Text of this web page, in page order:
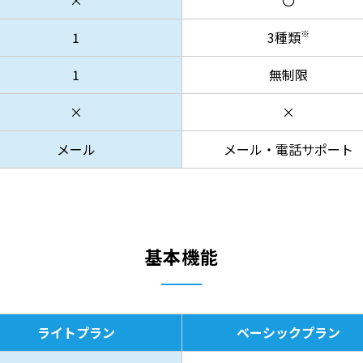
1
3種類※
1
無制限
×
×
メール
メール・電話サポート
基本機能
ライトプラン ベーシックプラン